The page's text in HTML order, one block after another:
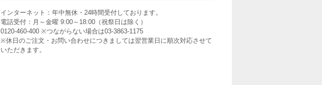
インターネット：年中無休・24時間受付しております。
電話受付：月～金曜 9:00～18:00（祝祭日は除く）
0120-460-400 ※つながらない場合は03-3863-1175
※休日のご注文・お問い合わせにつきましては翌営業日に順次対応させて
いただきます。